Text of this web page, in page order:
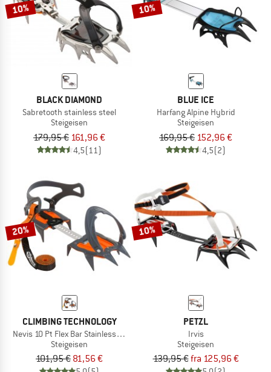
10%
BLACK DIAMOND
Sabretooth stainless steel
Steigeisen
179,95 € 161,96 €
4,5(11)
10%
BLUE ICE
Harfang Alpine Hybrid
Steigeisen
169,95 € 152,96 €
4,5(2)
20%
CLIMBING TECHNOLOGY
Nevis 10 Pt Flex Bar Stainless Steel
Steigeisen
101,95 € 81,56 €
10%
PETZL
Irvis
Steigeisen
139,95 €fra 125,96 €